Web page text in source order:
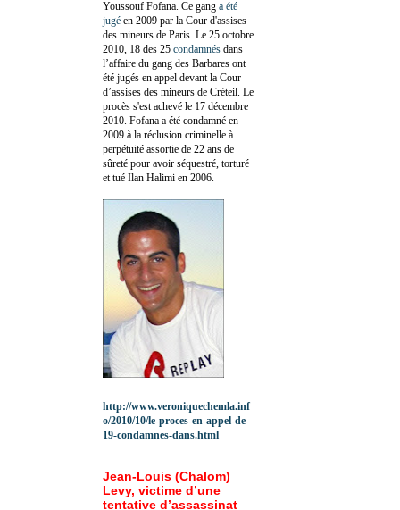
Youssouf Fofana. Ce gang a été
jugé en 2009 par la Cour d'assises
des mineurs de Paris. Le 25 octobre
2010, 18 des 25 condamnés dans
l’affaire du gang des Barbares ont
été jugés en appel devant la Cour
d’assises des mineurs de Créteil. Le
procès s'est achevé le 17 décembre
2010. Fofana a été condamné en
2009 à la réclusion criminelle à
perpétuité assortie de 22 ans de
sûreté pour avoir séquestré, torturé
et tué Ilan Halimi en 2006.
http://www.veroniquechemla.inf
o/2010/10/le-proces-en-appel-de-
19-condamnes-dans.html
Jean-Louis (Chalom)
Levy, victime d’une
tentative d’assassinat